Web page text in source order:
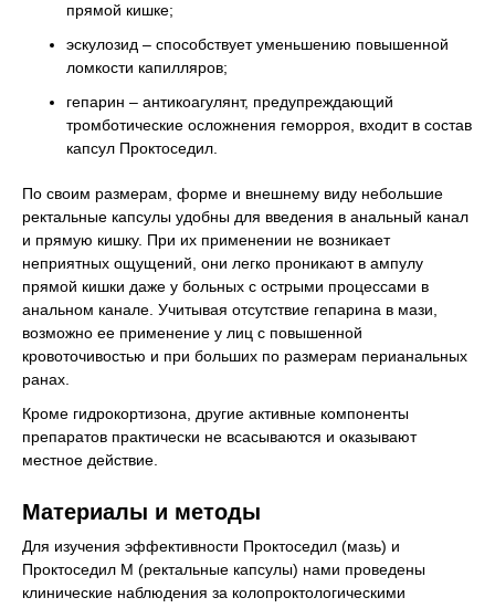
прямой кишке;
эскулозид – способствует уменьшению повышенной
ломкости капилляров;
гепарин – антикоагулянт, предупреждающий
тромботические осложнения геморроя, входит в состав
капсул Проктоседил.
По своим размерам, форме и внешнему виду небольшие
ректальные капсулы удобны для введения в анальный канал
и прямую кишку. При их применении не возникает
неприятных ощущений, они легко проникают в ампулу
прямой кишки даже у больных с острыми процессами в
анальном канале. Учитывая отсутствие гепарина в мази,
возможно ее применение у лиц с повышенной
кровоточивостью и при больших по размерам перианальных
ранах.
Кроме гидрокортизона, другие активные компоненты
препаратов практически не всасываются и оказывают
местное действие.
Материалы и методы
Для изучения эффективности Проктоседил (мазь) и
Проктоседил М (ректальные капсулы) нами проведены
клинические наблюдения за колопроктологическими